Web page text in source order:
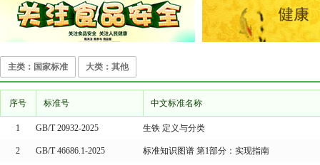
主类：国家标准 大类：其他
序号 标准号 中文标准名称
1 GB/T 20932-2025 生铁 定义与分类
2 GB/T 46686.1-2025 标准知识图谱 第1部分：实现指南